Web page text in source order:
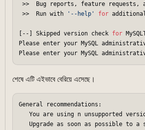
>>  Bug reports, feature requests,
>>  Run with
'--help' for
[--] Skipped version check for
Please enter your MySQL
শেষে এটি এইভাবে বেরিয়ে এসেছে।
General recommendations:
You are using n unsupported
Upgrade as soon as possible to a